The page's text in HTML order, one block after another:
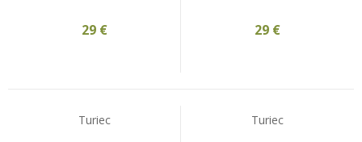
29 € 29 €
Turiec Turiec